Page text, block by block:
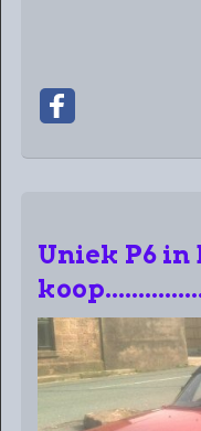
Uniek P6 in